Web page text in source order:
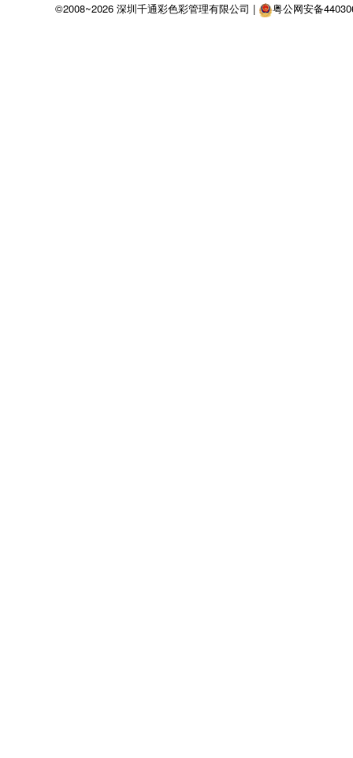
©2008~2026 深圳千通彩色彩管理有限公司 |
粤公网安备